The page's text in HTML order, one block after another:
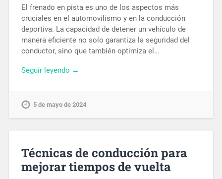
El frenado en pista es uno de los aspectos más
cruciales en el automovilismo y en la conducción
deportiva. La capacidad de detener un vehículo de
manera eficiente no solo garantiza la seguridad del
conductor, sino que también optimiza el…
Seguir leyendo →
5 de mayo de 2024
Técnicas de conducción para
mejorar tiempos de vuelta